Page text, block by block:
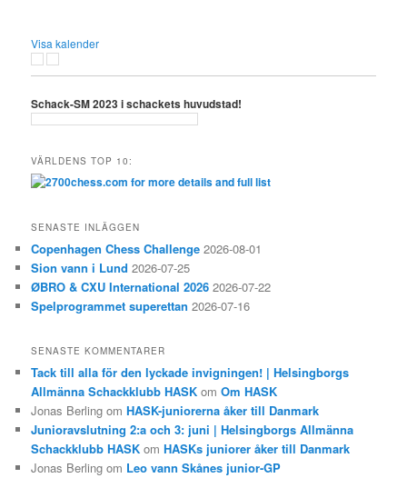
Visa kalender
Schack-SM 2023 i schackets huvudstad!
VÄRLDENS TOP 10:
SENASTE INLÄGGEN
Copenhagen Chess Challenge 2026-08-01
Sion vann i Lund 2026-07-25
ØBRO & CXU International 2026 2026-07-22
Spelprogrammet superettan 2026-07-16
SENASTE KOMMENTARER
Tack till alla för den lyckade invigningen! | Helsingborgs
Allmänna Schackklubb HASK omOm HASK
Jonas Berling omHASK-juniorerna åker till Danmark
Junioravslutning 2:a och 3: juni | Helsingborgs Allmänna
Schackklubb HASK omHASKs juniorer åker till Danmark
Jonas Berling om Leo vann Skånes junior-GP